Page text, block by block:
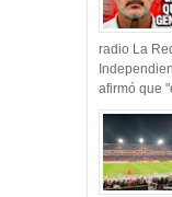
radio La
afirmó que